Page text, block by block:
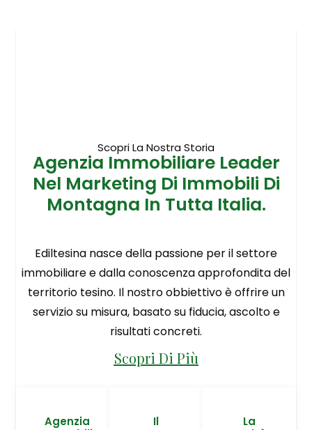
Scopri La Nostra Storia
Agenzia Immobiliare Leader
Nel Marketing Di Immobili Di
Montagna In Tutta Italia.
Ediltesina nasce della passione per il settore
immobiliare e dalla conoscenza approfondita del
territorio tesino. Il nostro obbiettivo è offrire un
servizio su misura, basato su fiducia, ascolto e
risultati concreti.
Scopri Di Più
Agenzia
Il
La